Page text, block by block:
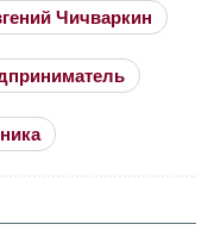
Чичваркин